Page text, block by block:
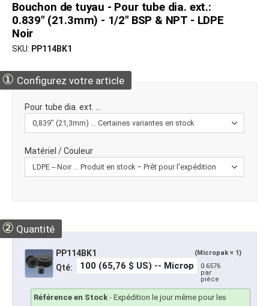
Bouchon de tuyau - Pour tube dia. ext.:
0.839" (21.3mm) - 1/2" BSP & NPT - LDPE
Noir
SKU PP114BK1
① Configurez votre article
Pour tube dia. ext. ...
Matériel / Couleur
② Quantité
PP114BK1 (Micropak × 1)
Qté:
0.6576
par
pièce
Référence en Stock - Expédition le jour même pour les